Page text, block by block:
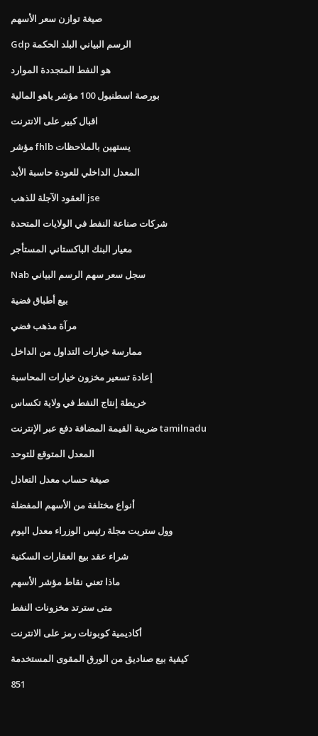
صيغة توازن سعر الأسهم
Gdp الرسم البياني البلد الحكمة
هو النفط المتجددة الموارد
بورصة اسطنبول 100 مؤشر ياهو المالية
اقبال كبير على الانترنت
مؤشر fhlb يستهين بالملاحظات
المعدل الداخلي للعودة حاسبة الأبد
العقود الآجلة للذهب jse
شركات صناعة النفط في الولايات المتحدة
معيار البنك الباكستاني المستأجر
Nab سجل سعر سهم الرسم البياني
بيع أطباق فضية
مرآة مذهب فضي
ممارسة خيارات التداول من الداخل
إعادة تسعير مخزون خيارات المحاسبة
خريطة إنتاج النفط في ولاية تكساس
ضريبة القيمة المضافة دفع عبر الإنترنت tamilnadu
المعدل المتوقع للتوحد
صيغة حساب معدل التعادل
أنواع مختلفة من الأسهم المفضلة
وول ستريت مجلة رئيس الوزراء معدل اليوم
شراء عقد بيع العقارات السكنية
ماذا تعني نقاط مؤشر الأسهم
متى سترتد مخزونات النفط
أكاديمية كوبونات رمز على الانترنت
كيفية بيع صناديق من الورق المقوى المستخدمة
851